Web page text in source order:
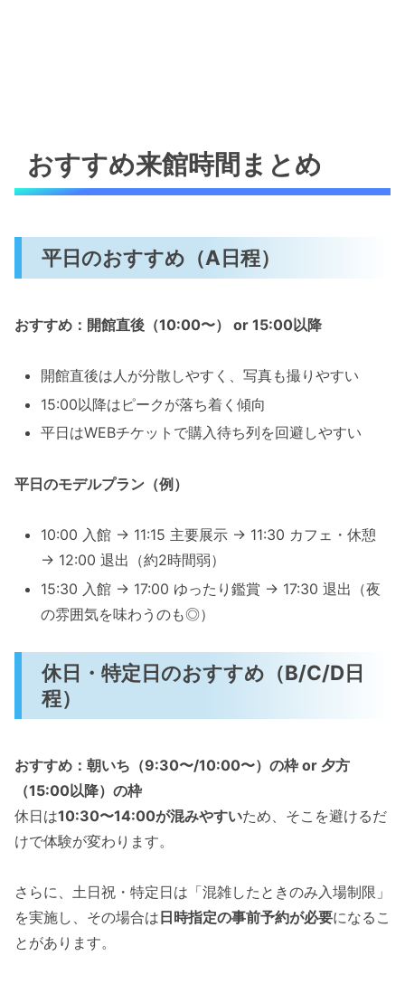
おすすめ来館時間まとめ
平日のおすすめ（A日程）
おすすめ：開館直後（10:00〜） or 15:00以降
開館直後は人が分散しやすく、写真も撮りやすい
15:00以降はピークが落ち着く傾向
平日はWEBチケットで購入待ち列を回避しやすい
平日のモデルプラン（例）
10:00 入館 → 11:15 主要展示 → 11:30 カフェ・休憩
→ 12:00 退出（約2時間弱）
15:30 入館 → 17:00 ゆったり鑑賞 → 17:30 退出（夜
の雰囲気を味わうのも◎）
休日・特定日のおすすめ（B/C/D日
程）
おすすめ：朝いち（9:30〜/10:00〜）の枠 or 夕方
（15:00以降）の枠
休日は10:30〜14:00が混みやすいため、そこを避けるだ
けで体験が変わります。
さらに、土日祝・特定日は「混雑したときのみ入場制限」
を実施し、その場合は 日時指定の事前予約が必要になるこ
とがあります。